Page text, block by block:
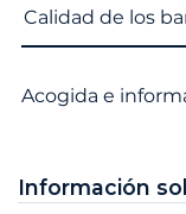
Nombre del
Calidad de los
Acogida e
Información